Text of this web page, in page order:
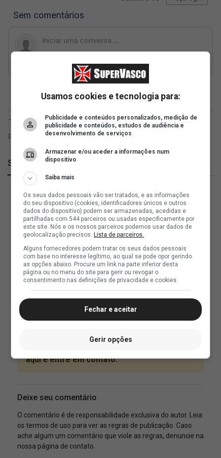
SuperVasco
Usamos cookies e tecnologia para:
Publicidade e conteúdos personalizados, medição de
publicidade e conteúdos, estudos de audiência e
desenvolvimento de serviços
Armazenar e/ou aceder a informações num
dispositivo
Saiba mais
Os seus dados pessoais vão ser tratados, e as informações
do seu dispositivo (cookies, identificadores únicos e outros
dados do dispositivo) podem ser armazenadas, acedidas e
partilhadas com 544 parceiros ou usadas especificamente por
este site. Nós e os nossos parceiros podemos usar dados de
geolocalização precisos. Lista de parceiros.
Alguns fornecedores podem tratar os seus dados pessoais
com base no interesse legítimo, ao qual se pode opor gerindo
as opções abaixo. Procure um link na parte inferior desta
página ou no menu do site para gerir ou revogar o
consentimento nas definições de privacidade e cookies.
Fechar e aceitar
Gerir opções